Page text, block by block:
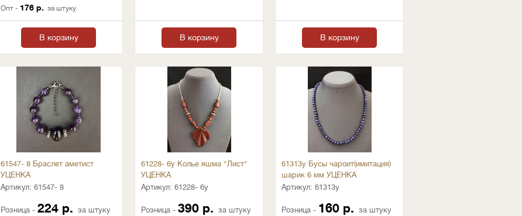
Опт - 176 р. за штуку
В корзину В корзину В корзину
61547- 8 Браслет аметист
УЦЕНКА
Артикул: 61547- 8
Розница - 224 р. за штуку
61228- 6у Колье яшма "Лист"
УЦЕНКА
Артикул: 61228- 6у
Розница - 390 р. за штуку
61313у Бусы чароит(имитация)
шарик 6 мм УЦЕНКА
Артикул: 61313у
Розница - 160 р. за штуку